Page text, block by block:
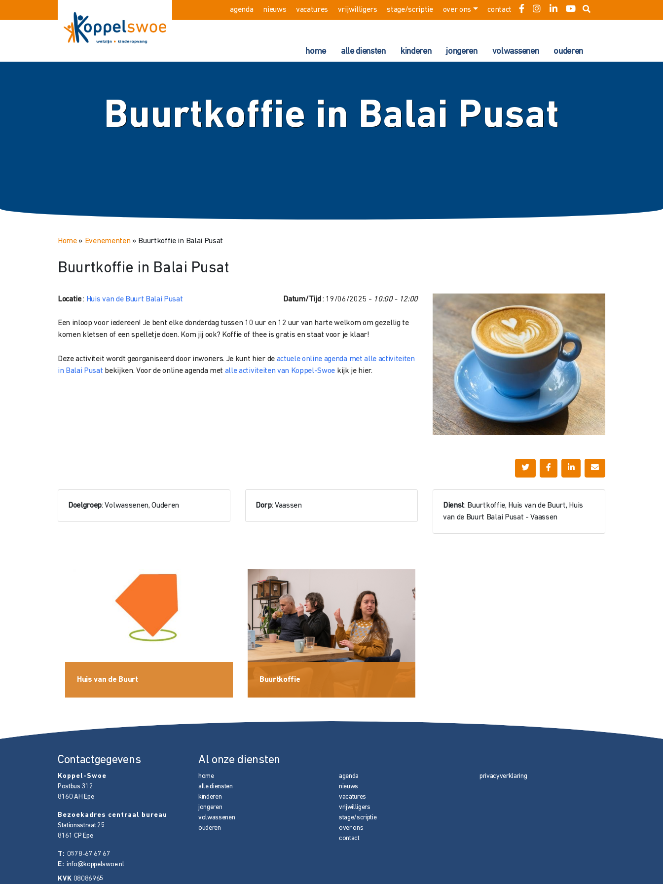
agenda nieuws vacatures vrijwilligers stage/scriptie over ons contact
home alle diensten kinderen jongeren volwassenen ouderen
Buurtkoffie in Balai Pusat
Home» Evenementen» Buurtkoffie in Balai Pusat
Buurtkoffie in Balai Pusat
Locatie: Huis van de Buurt Balai Pusat Datum/Tijd : 19/06/2025 - 10:00 - 12:00
Een inloop voor iedereen! Je bent elke donderdag tussen 10 uur en 12 uur van harte welkom om gezellig te
komen kletsen of een spelletje doen. Kom jij ook? Koffie of thee is gratis en staat voor je klaar!
Deze activiteit wordt georganiseerd door inwoners. Je kunt hier de actuele online agenda met alle activiteiten
in Balai Pusat bekijken. Voor de online agenda met alle activiteiten van Koppel-Swoe kijk je hier.
Doelgroep: Volwassenen, Ouderen Dorp: Vaassen Dienst: Buurtkoffie, Huis van de Buurt, Huis
van de Buurt Balai Pusat - Vaassen
Huis van de Buurt Buurtkoffie
Contactgegevens
Koppel-Swoe
Postbus 312
8160 AH Epe
Bezoekadres centraal bureau
Stationsstraat 25
8161 CP Epe
T: 0578-67 67 67
E: info@koppelswoe.nl
KVK 08086965
Al onze diensten
home
alle diensten
kinderen
jongeren
volwassenen
ouderen
agenda
nieuws
vacatures
vrijwilligers
stage/scriptie
over ons
contact
privacyverklaring